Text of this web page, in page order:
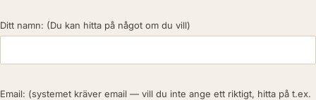
Ditt namn: (Du kan hitta på något om du vill)
Email: (systemet kräver email — vill du inte ange ett riktigt, hitta på t.ex.